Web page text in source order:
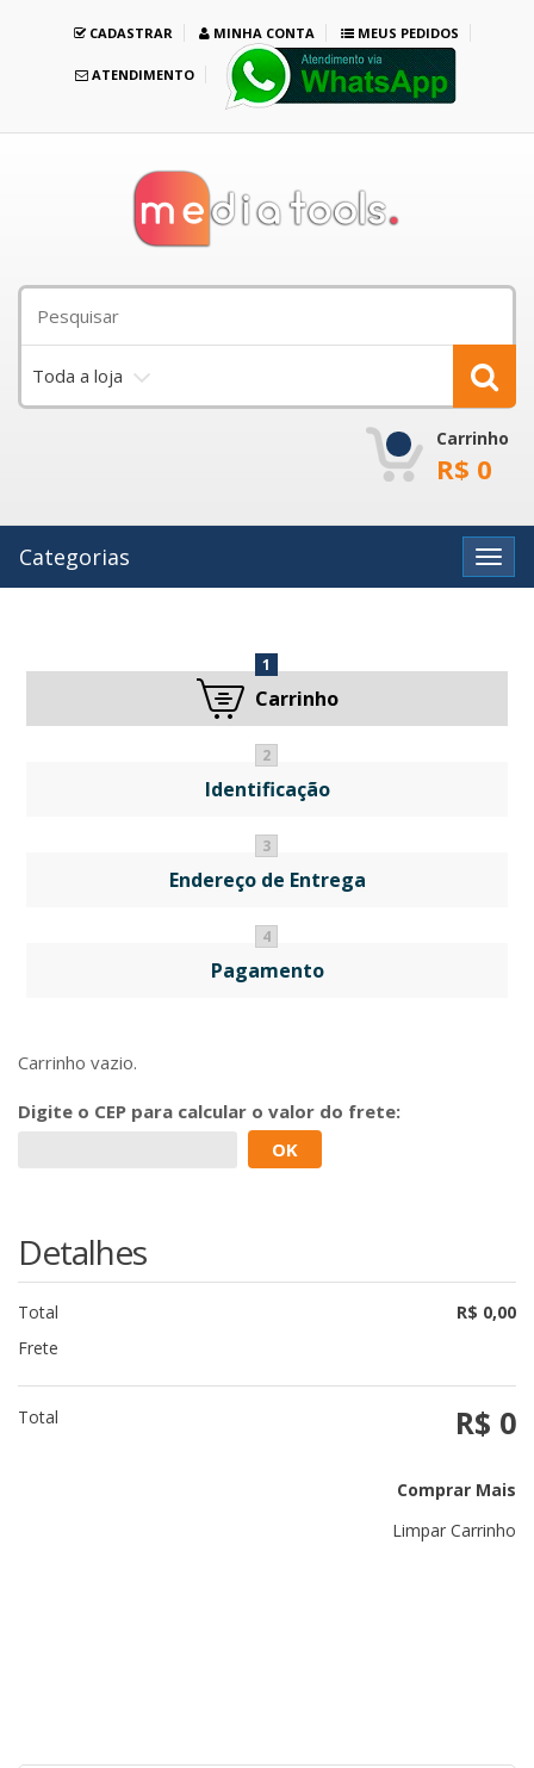
CADASTRAR MINHA CONTA MEUS PEDIDOS
ATENDIMENTO
Toda a loja
Carrinho
R$ 0
Categorias Ver
1
Carrinho
2
Identificação
3
Endereço de Entrega
4
Pagamento
Carrinho vazio.
Digite o CEP para calcular o valor do frete:
OK
Detalhes
Total
R$ 0,00
Frete
Total R$ 0
Comprar Mais
Limpar Carrinho